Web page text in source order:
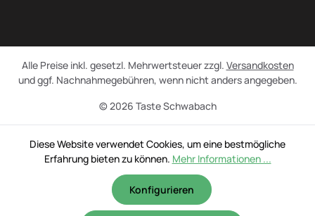
© 2026 Taste Schwabach
Alle Preise inkl. gesetzl. Mehrwertsteuer zzgl. Versandkosten
und ggf. Nachnahmegebühren, wenn nicht anders angegeben.
Diese Website verwendet Cookies, um eine bestmögliche
Erfahrung bieten zu können. Mehr Informationen ...
Konfigurieren